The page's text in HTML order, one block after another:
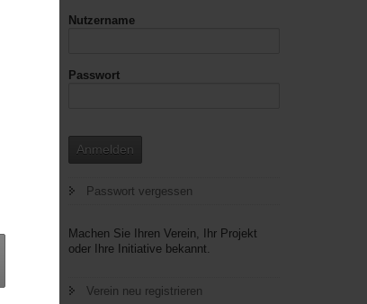
Nutzername
Passwort
Anmelden
Passwort vergessen
Machen Sie Ihren Verein, Ihr Projekt
oder Ihre Initiative bekannt.
Verein neu registrieren